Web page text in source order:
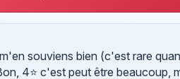
souviens bien (c'est rare
4⭐ c'est peut être beaucoup,